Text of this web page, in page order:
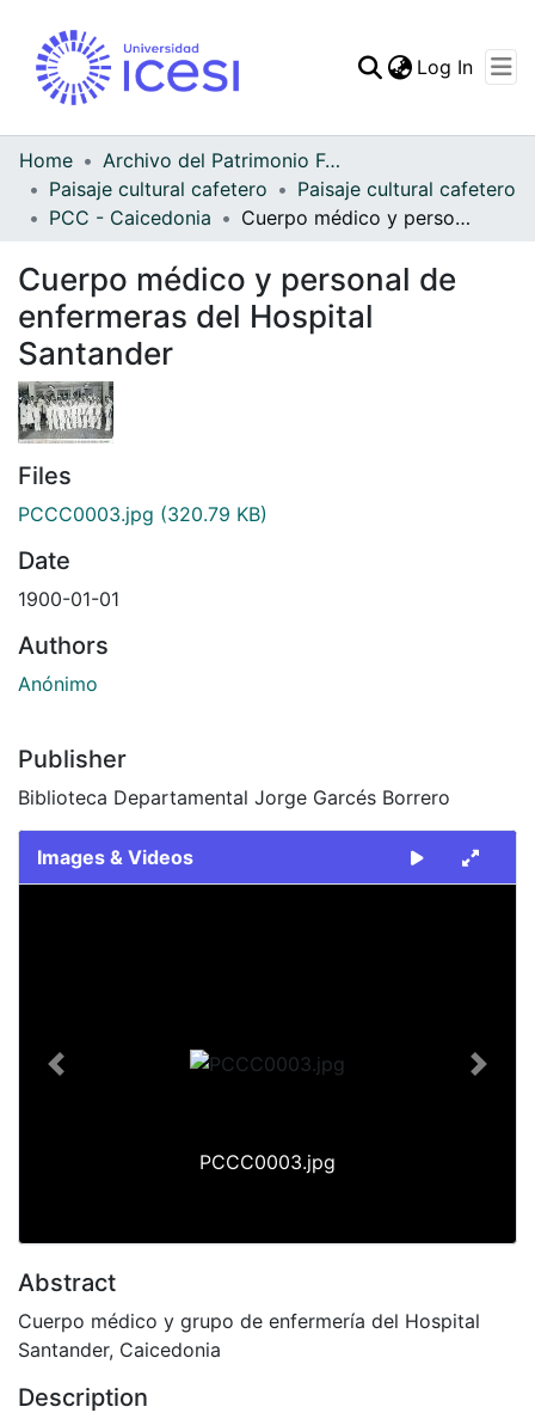
Statistics
Log In
Home
Archivo del Patrimonio Fotográfico y Fílmico del Valle del Cauca
Paisaje cultural cafetero
Paisaje cultural cafetero
PCC - Caicedonia
Cuerpo médico y personal de enfermeras del Hospital Santander
Cuerpo médico y personal de
enfermeras del Hospital
Santander
Files
PCCC0003.jpg (320.79 KB)
Date
1900-01-01
Authors
Anónimo
Publisher
Biblioteca Departamental Jorge Garcés Borrero
Images & Videos
PCCC0003.jpg
Previous Next
Abstract
Cuerpo médico y grupo de enfermería del Hospital
Santander, Caicedonia
Description